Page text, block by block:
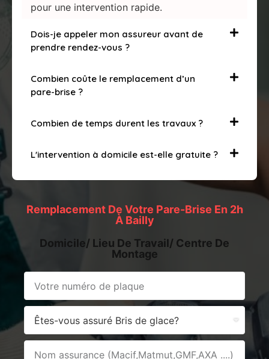
pour une intervention rapide.
Dois-je appeler mon assureur avant de
prendre rendez-vous ?
Combien coûte le remplacement d’un
pare-brise ?
Combien de temps durent les travaux ?
L'intervention à domicile est-elle gratuite ?
Remplacement De Votre Pare-Brise En 2h
À Bailly
Domicile/ Lieu De Travail/ Centre De
Montage